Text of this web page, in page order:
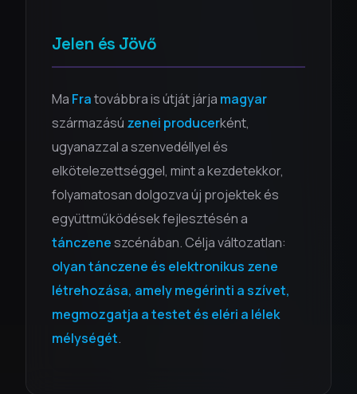
Jelen és Jövő
Ma Fratovábbra is útját járja magyar
származású zenei producerként,
ugyanazzal a szenvedéllyel és
elkötelezettséggel, mint a kezdetekkor,
folyamatosan dolgozva új projektek és
együttműködések fejlesztésén a
tánczeneszcénában. Célja változatlan:
olyan tánczene és elektronikus zene
létrehozása, amely megérinti a szívet,
megmozgatja a testet és eléri a lélek
mélységét.